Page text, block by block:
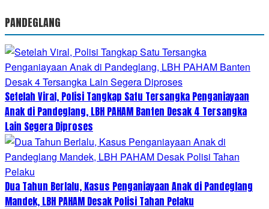
PANDEGLANG
Setelah Viral, Polisi Tangkap Satu Tersangka Penganiayaan
Anak di Pandeglang, LBH PAHAM Banten Desak 4 Tersangka
Lain Segera Diproses
Dua Tahun Berlalu, Kasus Penganiayaan Anak di Pandeglang
Mandek, LBH PAHAM Desak Polisi Tahan Pelaku